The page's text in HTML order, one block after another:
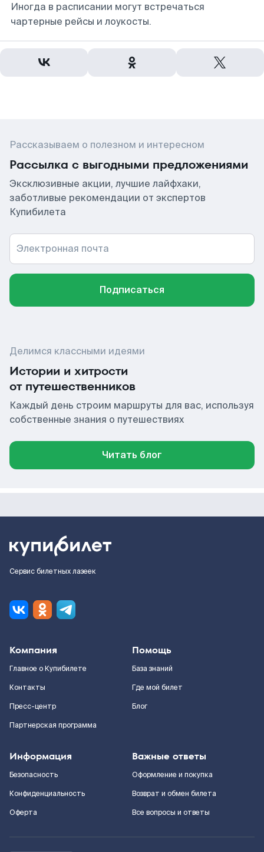
Иногда в расписании могут встречаться
чартерные рейсы и лоукосты.
Рассказываем о полезном и интересном
Рассылка с выгодными предложениями
Эксклюзивные акции, лучшие лайфхаки,
заботливые рекомендации от экспертов
Купибилета
Электронная почта
Подписаться
Делимся классными идеями
Истории и хитрости
от путешественников
Каждый день строим маршруты для вас, используя
собственные знания о путешествиях
Читать блог
Сервис билетных лазеек
Компания
Главное о Купибилете
Контакты
Пресс-центр
Партнерская программа
Помощь
База знаний
Где мой билет
Блог
Информация
Безопасность
Конфиденциальность
Оферта
Важные ответы
Оформление и покупка
Возврат и обмен билета
Все вопросы и ответы